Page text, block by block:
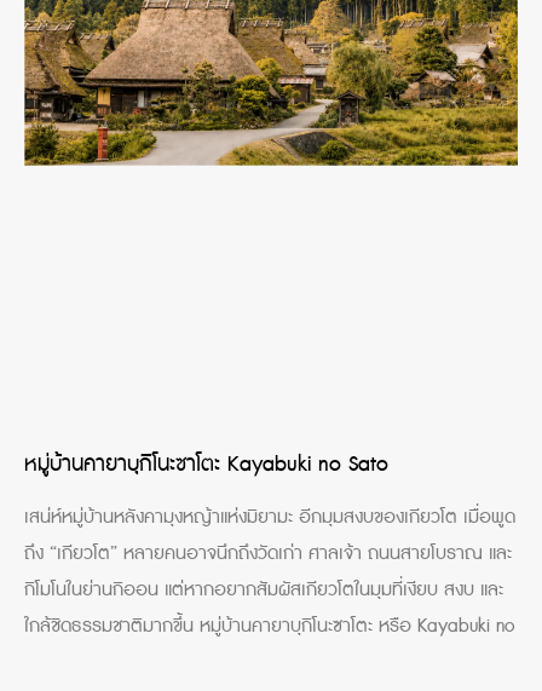
หมู่บ้านคายาบุกิโนะซาโตะ Kayabuki no Sato
เสน่ห์หมู่บ้านหลังคามุงหญ้าแห่งมิยามะ อีกมุมสงบของเกียวโต เมื่อพูด
ถึง “เกียวโต” หลายคนอาจนึกถึงวัดเก่า ศาลเจ้า ถนนสายโบราณ และ
กิโมโนในย่านกิออน แต่หากอยากสัมผัสเกียวโตในมุมที่เงียบ สงบ และ
ใกล้ชิดธรรมชาติมากขึ้น หมู่บ้านคายาบุกิโนะซาโตะ หรือ Kayabuki no